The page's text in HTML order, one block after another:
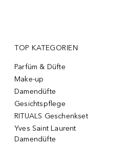
TOP KATEGORIEN
Parfüm & Düfte
Make-up
Damendüfte
Gesichtspflege
RITUALS Geschenkset
Yves Saint Laurent
Damendüfte